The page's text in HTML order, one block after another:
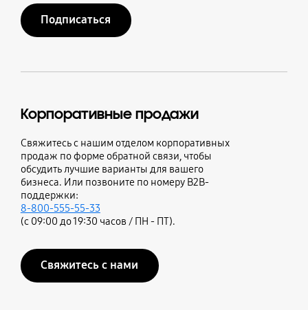
Подписаться
Корпоративные продажи
Свяжитесь с нашим отделом корпоративных
продаж по форме обратной связи, чтобы
обсудить лучшие варианты для вашего
бизнеса. Или позвоните по номеру B2B-
поддержки:
8-800-555-55-33
(с 09:00 до 19:30 часов / ПН - ПТ).
Свяжитесь с нами